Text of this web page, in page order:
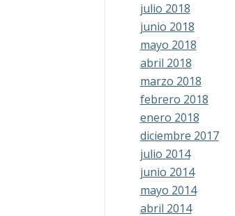
julio 2018
junio 2018
mayo 2018
abril 2018
marzo 2018
febrero 2018
enero 2018
diciembre 2017
julio 2014
junio 2014
mayo 2014
abril 2014